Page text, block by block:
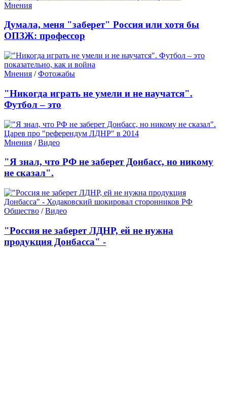
Мнения
Думала, меня "заберет" Россия или хотя бы
ОПЗЖ: профессор
Мнения /Фотожабы
"Никогда играть не умели и не научатся".
Футбол – это
Мнения /Видео
"Я знал, что РФ не заберет Донбасс, но никому
не сказал".
Общество /Видео
"Россия не заберет ЛДНР, ей не нужна
продукция Донбасса" -